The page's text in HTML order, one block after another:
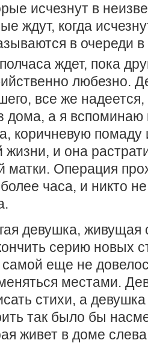
исчезнут в
ждут, когда
в очереди
ждет, пока
любезно.
все же
дома, а я вспоминаю
коричневую помаду
и она
матки. Операция
часа, и никто
девушка, живущая
серию новых
еще не
местами.
стихи, а
так было бы
живет в доме